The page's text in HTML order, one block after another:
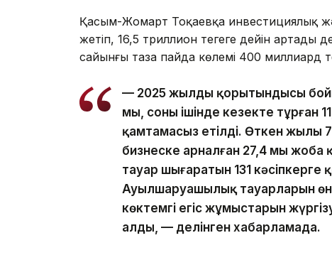
Қасым-Жомарт Тоқаевқа инвестициялық
жетіп, 16,5 триллион теңгеге дейін
сайынғы таза пайда көлемі 400 миллиард
— 2025 жылдың қорытындысы
мың, соның ішінде кезекте тұрған
қамтамасыз етілді. Өткен жылы
бизнеске арналған 27,4 мың
тауар шығаратын 131 кәсіпкерге
Ауылшаруашылық тауарларын
көктемгі егіс жұмыстарын
алды, — делінген хабарламада.